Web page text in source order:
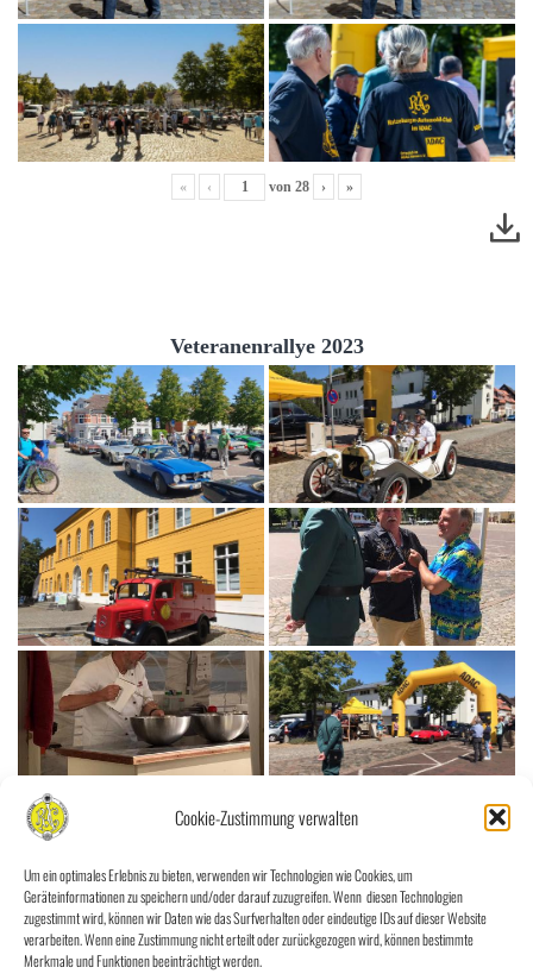
Cookie-Zustimmung verwalten
Um ein optimales Erlebnis zu bieten, verwenden wir Technologien wie Cookies, um
Geräteinformationen zu speichern und/oder darauf zuzugreifen. Wenn diesen Technologien
zugestimmt wird, können wir Daten wie das Surfverhalten oder eindeutige IDs auf dieser Website
verarbeiten. Wenn eine Zustimmung nicht erteilt oder zurückgezogen wird, können bestimmte
Merkmale und Funktionen beeinträchtigt werden.
« ‹ von 28 › »
Veteranenrallye 2023